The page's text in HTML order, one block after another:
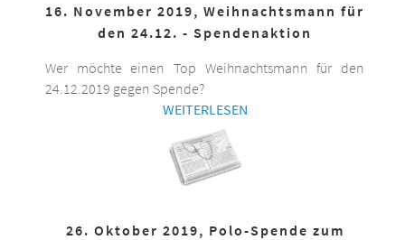
16. November 2019, Weihnachtsmann für
den 24.12. - Spendenaktion
Wer möchte einen Top Weihnachtsmann für den
24.12.2019 gegen Spende?
WEITERLESEN
26. Oktober 2019, Polo-Spende zum